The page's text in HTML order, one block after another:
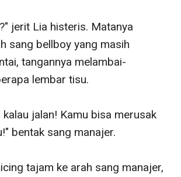
jerit Lia histeris. Matanya
sang bellboy yang masih
tangannya melambai-
lembar tisu.
jalan! Kamu bisa merusak
bentak sang manajer.
tajam ke arah sang manajer,